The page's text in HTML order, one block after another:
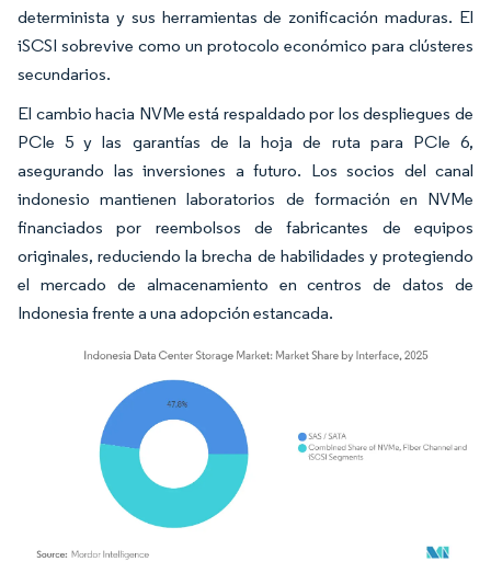
determinista y sus herramientas de zonificación maduras. El
iSCSI sobrevive como un protocolo económico para clústeres
secundarios.
El cambio hacia NVMe está respaldado por los despliegues de
PCIe 5 y las garantías de la hoja de ruta para PCIe 6,
asegurando las inversiones a futuro. Los socios del canal
indonesio mantienen laboratorios de formación en NVMe
financiados por reembolsos de fabricantes de equipos
originales, reduciendo la brecha de habilidades y protegiendo
el mercado de almacenamiento en centros de datos de
Indonesia frente a una adopción estancada.